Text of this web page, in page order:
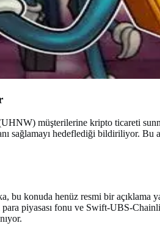
müşterilerine kripto ticareti
sağlamayı hedeflediği bildiriliyor.
bu konuda henüz resmi bir açıklama
piyasası fonu ve Swift-UBS-